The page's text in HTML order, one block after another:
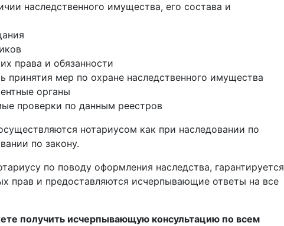
наследственного имущества, его состава и
права и обязанности
принятия мер по охране наследственного имущества
органы
проверки по данным реестров
нотариусом как при наследовании по
по закону.
по поводу оформления наследства, гарантируется
прав и предоставляются исчерпывающие ответы на все
получить исчерпывающую консультацию по всем